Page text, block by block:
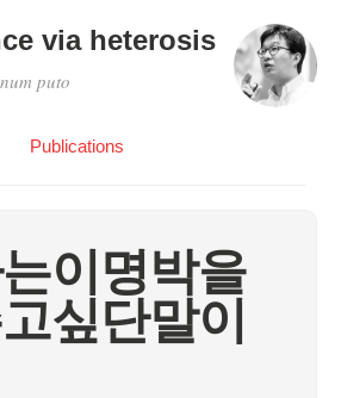
via heterosis
puto
Publications
이명박을
싶단말이